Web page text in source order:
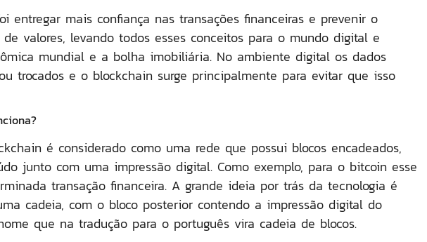
entregar mais confiança nas transações financeiras e prevenir o
valores, levando todos esses conceitos para o mundo digital e
mundial e a bolha imobiliária. No ambiente digital os dados
trocados e o blockchain surge principalmente para evitar que isso
é considerado como uma rede que possui blocos encadeados,
junto com uma impressão digital. Como exemplo, para o bitcoin esse
transação financeira. A grande ideia por trás da tecnologia é
cadeia, com o bloco posterior contendo a impressão digital do
que na tradução para o português vira cadeia de blocos.